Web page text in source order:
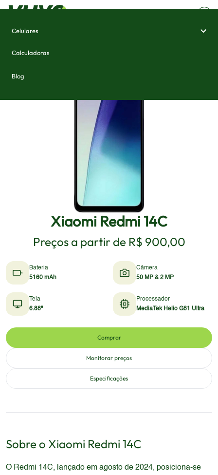
Celulares
Calculadoras
Blog
Xiaomi Redmi 14C
Preços a partir de R$ 900,00
Bateria
5160 mAh
Câmera
50 MP & 2 MP
Tela
6.88"
Processador
MediaTek Helio G81 Ultra
Comprar
Monitorar preços
Especificações
Sobre o Xiaomi Redmi 14C
O Redmi 14C, lançado em agosto de 2024, posiciona-se